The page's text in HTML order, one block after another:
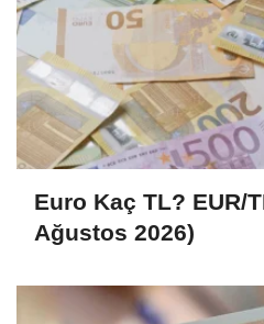
Euro Kaç TL? EUR/
Ağustos 2026)